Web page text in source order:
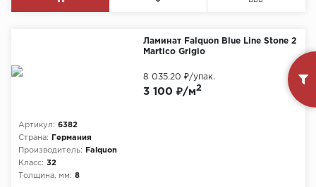
Ламинат Falquon Blue Line Stone 2
Martico Grigio
Артикул: 6382
Страна:
Германия
Производитель:
Falquon
Класс: 32
Толщина, мм: 8
3 100 ₽/м2
8 035.20 ₽/упак.